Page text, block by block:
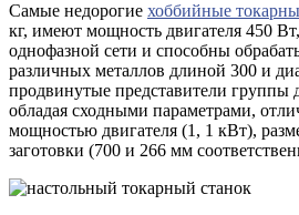
Самые недорогие хоббийные
кг, имеют мощность двигателя 450
однофазной сети и способны
различных металлов длиной 300 и
продвинутые представители группы
обладая сходными параметрами,
мощностью двигателя (1, 1 кВт),
заготовки (700 и 266 мм